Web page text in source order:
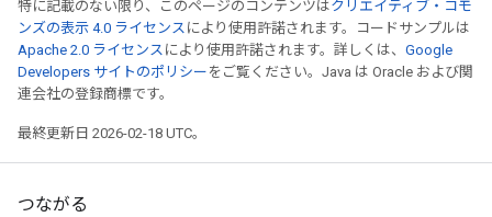
特に記載のない限り、このページのコンテンツはクリエイティブ・コモ
ンズの表示 4.0 ライセンス により使用許諾されます。コードサンプルは
Apache 2.0 ライセンス により使用許諾されます。詳しくは、 Google
Developers サイトのポリシー をご覧ください。Java は Oracle および関
連会社の登録商標です。
最終更新日 2026-02-18 UTC。
つながる